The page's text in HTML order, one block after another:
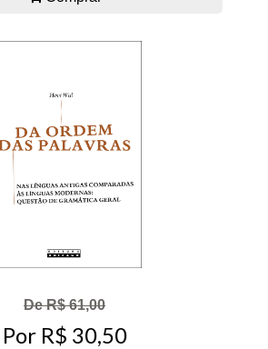
De R$ 61,00
Por R$ 30,50